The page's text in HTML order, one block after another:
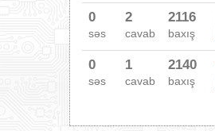
0
səs
2
cavab
2116
baxış
0
səs
1
cavab
2140
baxış